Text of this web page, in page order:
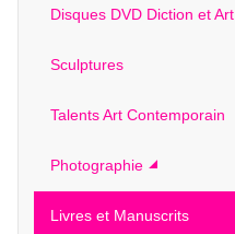
Disques DVD Diction et Art
Sculptures
Talents Art Contemporain
Photographie
Livres et Manuscrits